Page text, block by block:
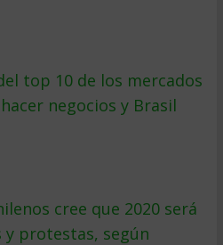
top 10 de los mercados
negocios y Brasil
cree que 2020 será
protestas, según